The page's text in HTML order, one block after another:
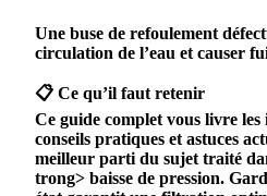
Une buse de refoulement
circulation de l’eau et causer
📋 Ce qu’il faut retenir
Ce guide complet vous livre les
conseils pratiques et astuces
meilleur parti du sujet traité
trong> baisse de pression.